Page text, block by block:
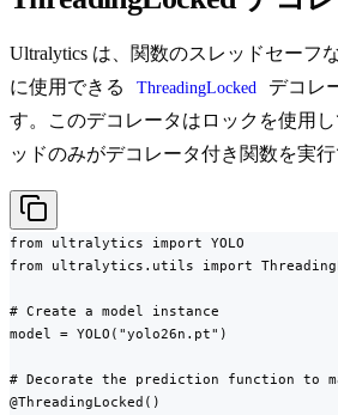
Ultralytics は、関数のスレッドセーフ
に使用できる
ThreadingLocked
デコレ
す。このデコレータはロックを使用
ッドのみがデコレータ付き関数を実行
from ultralytics import YOLO
from ultralytics.utils import
# Create a model instance
model = YOLO("yolo26n.pt")
# Decorate the prediction function to
@ThreadingLocked()